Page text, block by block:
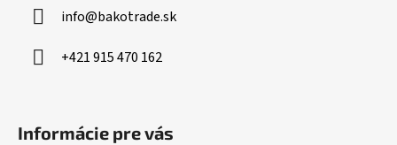
info@bakotrade.sk
+421 915 470 162
Informácie pre vás